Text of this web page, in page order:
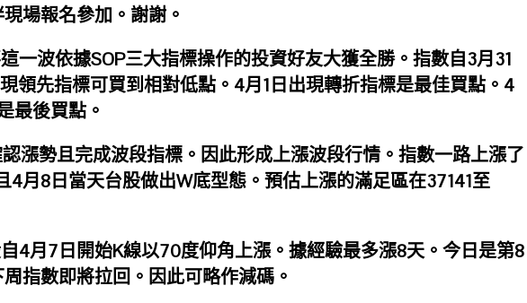
場報名參加。謝謝。
一波依據SOP三大指標操作的投資好友大獲全勝。指數自3月31
領先指標可買到相對低點。4月1日出現轉折指標是最佳買點。4
最後買點。
漲勢且完成波段指標。因此形成上漲波段行情。指數一路上漲了
4月8日當天台股做出W底型態。預估上漲的滿足區在37141至
4月7日開始K線以70度仰角上漲。據經驗最多漲8天。今日是第8
指數即將拉回。因此可略作減碼。